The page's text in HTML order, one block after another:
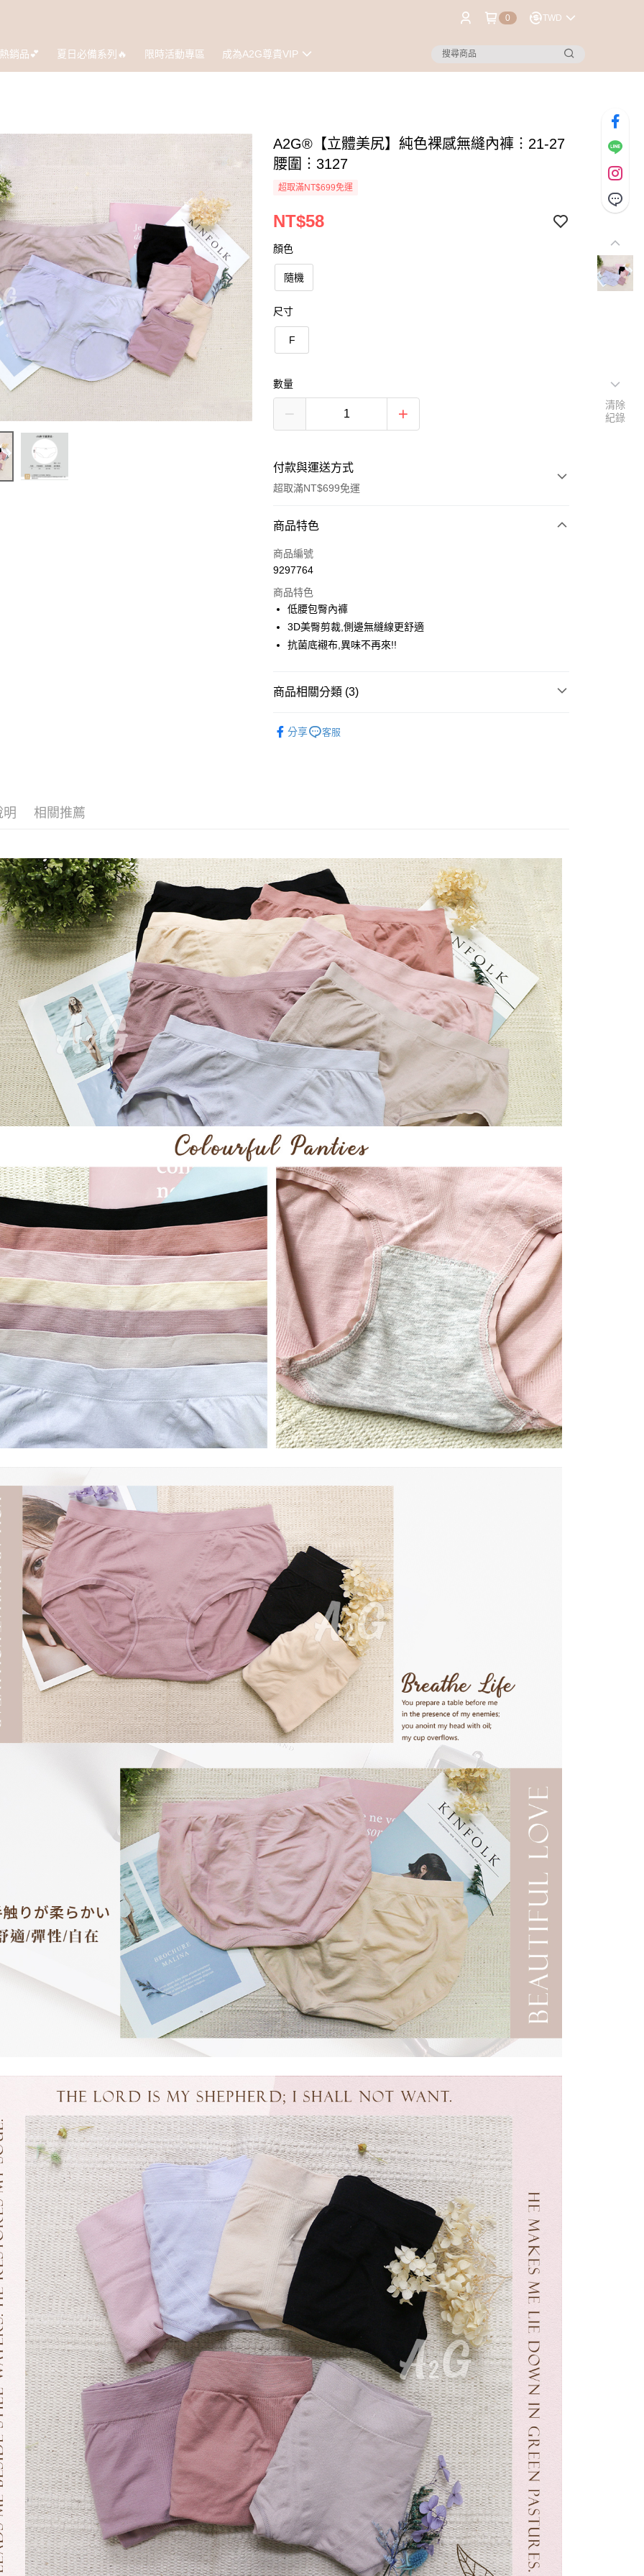
0 TWD
銷品💕 夏日必備系列🔥 限時活動專區 成為A2G尊貴VIP
A2G®【立體美尻】純色裸感無縫內褲︙21-27
腰圍︙3127
超取滿NT$699免運
NT$58
顏色
隨機
尺寸
F
數量
付款與運送方式
超取滿NT$699免運
付款方式
信用卡一次付款
LINE Pay
街口支付
AFTEE先享後付
AFTEE先享後付是「在收到商品之後才付款」的支付方式。 讓您購物簡單
便利好安心！
３．收到繳費通知簡訊後14天內，點擊此簡訊中的連結，可透過四大超商
／ATM／網路銀行／等多元方式進行付款，方視為交易完成。
※ 請注意：結帳手續完成當下不需立刻繳費，但若您需要取消訂單，請聯
絡購買商品的店家。未經商家同意取消之訂單仍視為有效，需透過AFTEE
先享後付繳納相關費用。
※ 交易是否成功請以「AFTEE先享後付 」之結帳頁面顯示為準，若有關於
是否繳費成功／繳費後需取消欲退款等相關疑問，請聯繫「AFTEE先享後
付客戶支援中心」
https://netprotections.freshdesk.com/support/home
【注意事項】
１．透過由恩沛科技股份有限公司提供之「AFTEE先享後付」服務完成之
交易，需依本服務之必要範圍內提供個人資料，並將交易相關給付款項請
求債權轉讓予恩沛科技股份有限公司。
２．關於個人資料處理事宜，請瀏覽以下網址：
https://aftee.tw/terms/#terms3
３．未成年的使用者請事先徵得法定代理人或監護人之同意方可使用
「AFTEE先享後付」，若未經同意申辦者引起之損失，本公司不負相關責
４．使用「AFTEE先享後付」時，將依據個別帳號之用戶狀況，依本公司
即時審查核予不同之上限額度；若仍有額度不足之情形，本公司將視審查
結果請求用戶進行身份認證。
５．嚴禁一人註冊多個帳號或使用他人資訊註冊。若發現惡意使用之情
形，恩沛科技股份有限公司將有權停止該用戶之使用額度並採取法律行
動。
ATM付款
每筆NT$60，滿NT$699(含以上)免運費
7-11取貨付款
每筆NT$60，滿NT$699(含以上)免運費
付款後7-11取貨
每筆NT$60，滿NT$699(含以上)免運費
每筆NT$100，滿NT$2,000(含以上)免運費
商品特色
商品編號
9297764
商品特色
低腰包臀內褲
3D美臀剪裁,側邊無縫線更舒適
抗菌底襯布,異味不再來!!
商品相關分類 (3)
分享 客服
明 相關推薦
清除
紀錄